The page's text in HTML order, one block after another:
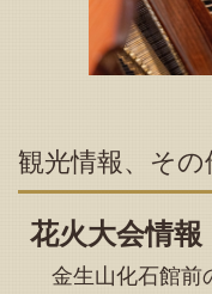
月・12月）を更新い
2025.09.19
トップページ下方の
「予約状況」お知らせ
2025.09.12
「予約状況」お知らせ
月）を更新いたしまし
観光情報、そ
花火大会情報
金生山化石館前